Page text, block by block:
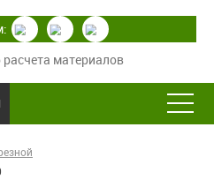
материалов